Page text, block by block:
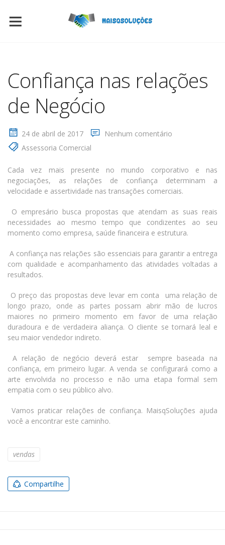
Confiança nas relações
de Negócio
24 de abril de 2017
Nenhum comentário
Assessoria Comercial
Cada vez mais presente no mundo corporativo e nas
negociações, as relações de confiança determinam a
velocidade e assertividade nas transações comerciais.
O empresário busca propostas que atendam as suas reais
necessidades ao mesmo tempo que condizentes ao seu
momento como empresa, saúde financeira e estrutura.
A confiança nas relações são essenciais para garantir a entrega
com qualidade e acompanhamento das atividades voltadas a
resultados.
O preço das propostas deve levar em conta uma relação de
longo prazo, onde as partes possam abrir mão de lucros
maiores no primeiro momento em favor de uma relação
duradoura e de verdadeira aliança. O cliente se tornará leal e
seu maior vendedor indireto.
A relação de negócio deverá estar sempre baseada na
confiança, em primeiro lugar. A venda se configurará como a
arte envolvida no processo e não uma etapa formal sem
empatia com o seu público alvo.
Vamos praticar relações de confiança. MaisqSoluções ajuda
você a encontrar este caminho.
vendas
Compartilhe